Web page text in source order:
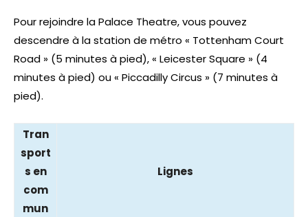
Pour rejoindre la Palace Theatre, vous pouvez
descendre à la station de métro « Tottenham Court
Road » (5 minutes à pied), « Leicester Square » (4
minutes à pied) ou « Piccadilly Circus » (7 minutes à
pied).
Tran
sport
s en
com
mun
Lignes